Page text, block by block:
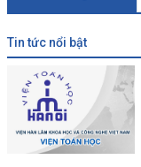
tin tức nổi bật